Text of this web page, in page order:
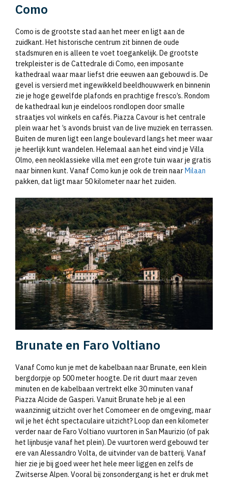
Como
Como is de grootste stad aan het meer en ligt aan de
zuidkant. Het historische centrum zit binnen de oude
stadsmuren en is alleen te voet toegankelijk. De grootste
trekpleister is de Cattedrale di Como, een imposante
kathedraal waar maar liefst drie eeuwen aan gebouwd is. De
gevel is versierd met ingewikkeld beeldhouwwerk en binnenin
zie je hoge gewelfde plafonds en prachtige fresco’s. Rondom
de kathedraal kun je eindeloos rondlopen door smalle
straatjes vol winkels en cafés. Piazza Cavour is het centrale
plein waar het ’s avonds bruist van de live muziek en terrassen.
Buiten de muren ligt een lange boulevard langs het meer waar
je heerlijk kunt wandelen. Helemaal aan het eind vind je Villa
Olmo, een neoklassieke villa met een grote tuin waar je gratis
naar binnen kunt. Vanaf Como kun je ook de trein naarMilaan
pakken, dat ligt maar 50 kilometer naar het zuiden.
Brunate en Faro Voltiano
Vanaf Como kun je met de kabelbaan naar Brunate, een klein
bergdorpje op 500 meter hoogte. De rit duurt maar zeven
minuten en de kabelbaan vertrekt elke 30 minuten vanaf
Piazza Alcide de Gasperi. Vanuit Brunate heb je al een
waanzinnig uitzicht over het Comomeer en de omgeving, maar
wil je het écht spectaculaire uitzicht? Loop dan een kilometer
verder naar de Faro Voltiano vuurtoren in San Maurizio (of pak
het lijnbusje vanaf het plein). De vuurtoren werd gebouwd ter
ere van Alessandro Volta, de uitvinder van de batterij. Vanaf
hier zie je bij goed weer het hele meer liggen en zelfs de
Zwitserse Alpen. Vooral bij zonsondergang is het er druk met